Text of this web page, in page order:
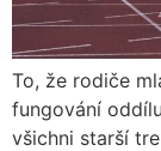
To, že rodiče
fungování
všichni starší